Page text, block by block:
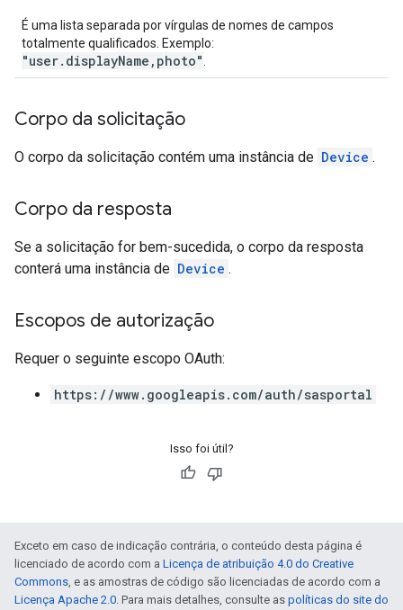
É uma lista separada por vírgulas de nomes de campos
totalmente qualificados. Exemplo:
"user.displayName,photo"
Corpo da solicitação
O corpo da solicitação contém uma instância de Device .
Corpo da resposta
Se a solicitação for bem-sucedida, o corpo da resposta
conterá uma instância de Device .
Escopos de autorização
Requer o seguinte escopo OAuth:
https://www.googleapis.com/auth/sasportal
Isso foi útil?
Exceto em caso de indicação contrária, o conteúdo desta página é
licenciado de acordo com a Licença de atribuição 4.0 do Creative
Commons, e as amostras de código são licenciadas de acordo com a
Licença Apache 2.0. Para mais detalhes, consulte as políticas do site do